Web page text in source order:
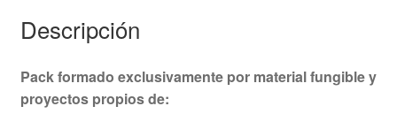
Descripción
Pack formado exclusivamente por material fungible y
proyectos propios de: